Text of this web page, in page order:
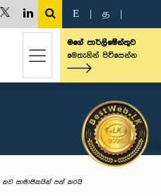
E த
මගේ පාර්ලිමේන්තුව
මෙතැනින් පිවිසෙන්න
නව සාමාජිකයින් පත් කරයි